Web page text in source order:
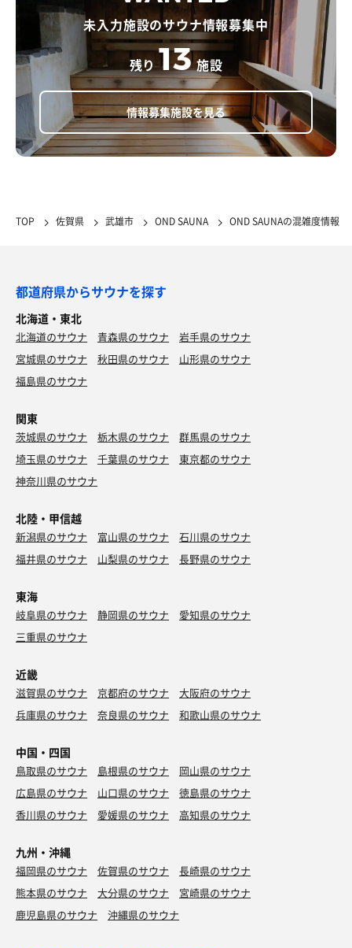
未入力施設のサウナ情報募集中
残り 13 施設
情報募集施設を見る
TOP 佐賀県 武雄市 OND SAUNA OND SAUNAの混雑度情報
都道府県からサウナを探す
北海道・東北
北海道のサウナ 青森県のサウナ
岩手県のサウナ
宮城県のサウナ
秋田県のサウナ
山形県のサウナ
福島県のサウナ
関東
茨城県のサウナ 栃木県のサウナ
群馬県のサウナ
埼玉県のサウナ
千葉県のサウナ
東京都のサウナ
神奈川県のサウナ
北陸・甲信越
新潟県のサウナ 富山県のサウナ
石川県のサウナ
福井県のサウナ
山梨県のサウナ 長野県のサウナ
東海
岐阜県のサウナ 静岡県のサウナ
愛知県のサウナ
三重県のサウナ
近畿
滋賀県のサウナ 京都府のサウナ
大阪府のサウナ
兵庫県のサウナ
奈良県のサウナ 和歌山県のサウナ
中国・四国
鳥取県のサウナ 島根県のサウナ
岡山県のサウナ
広島県のサウナ
山口県のサウナ
徳島県のサウナ
香川県のサウナ
愛媛県のサウナ 高知県のサウナ
九州・沖縄
福岡県のサウナ 佐賀県のサウナ
長崎県のサウナ
熊本県のサウナ
大分県のサウナ
宮崎県のサウナ
鹿児島県のサウナ
沖縄県のサウナ